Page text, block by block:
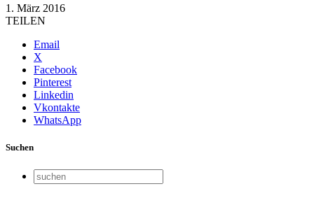
1. März 2016
TEILEN
Email
X
Facebook
Pinterest
Linkedin
Vkontakte
WhatsApp
Suchen